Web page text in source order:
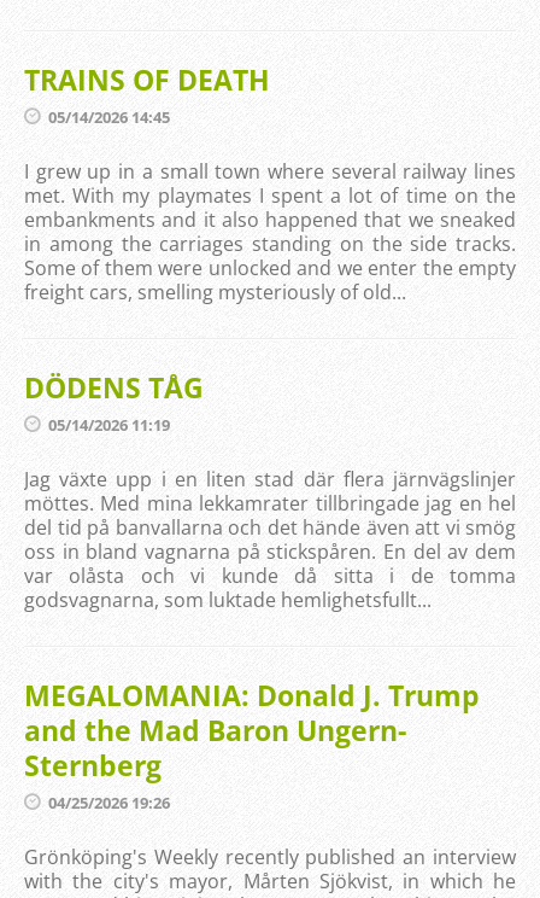
TRAINS OF DEATH
05/14/2026 14:45
I grew up in a small town where several railway lines
met. With my playmates I spent a lot of time on the
embankments and it also happened that we sneaked
in among the carriages standing on the side tracks.
Some of them were unlocked and we enter the empty
freight cars, smelling mysteriously of old...
DÖDENS TÅG
05/14/2026 11:19
Jag växte upp i en liten stad där flera järnvägslinjer
möttes. Med mina lekkamrater tillbringade jag en hel
del tid på banvallarna och det hände även att vi smög
oss in bland vagnarna på stickspåren. En del av dem
var olåsta och vi kunde då sitta i de tomma
godsvagnarna, som luktade hemlighetsfullt...
MEGALOMANIA: Donald J. Trump
and the Mad Baron Ungern-
Sternberg
04/25/2026 19:26
Grönköping's Weekly recently published an interview
with the city's mayor, Mårten Sjökvist, in which he